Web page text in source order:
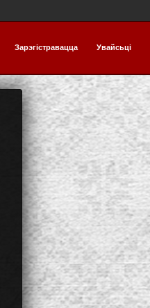
Зарэгістравацца Увайсьці